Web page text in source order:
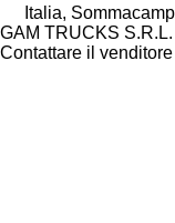
Italia,
GAM TRUCKS S.R.L.
Contattare il venditore